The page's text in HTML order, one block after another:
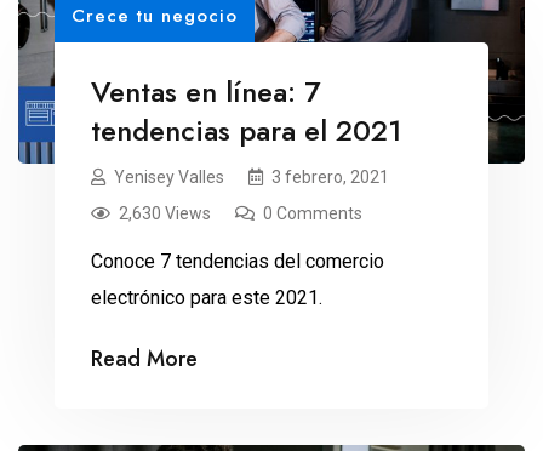
Crece tu negocio
Ventas en línea: 7
tendencias para el 2021
Yenisey Valles
3 febrero, 2021
2,630 Views
0 Comments
Conoce 7 tendencias del comercio
electrónico para este 2021.
Read More